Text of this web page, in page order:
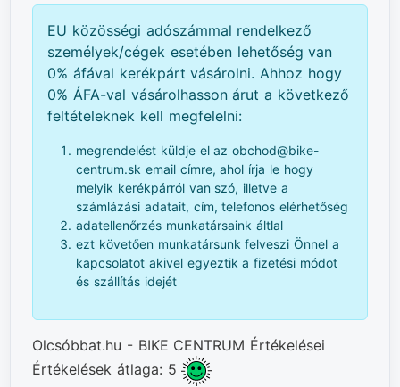
EU közösségi adószámmal rendelkező
személyek/cégek esetében lehetőség van
0% áfával kerékpárt vásárolni. Ahhoz hogy
0% ÁFA-val vásárolhasson árut a következő
feltételeknek kell megfelelni:
megrendelést küldje el az obchod@bike-
centrum.sk email címre, ahol írja le hogy
melyik kerékpárról van szó, illetve a
számlázási adatait, cím, telefonos elérhetőség
adatellenőrzés munkatársaink áltlal
ezt követően munkatársunk felveszi Önnel a
kapcsolatot akivel egyeztik a fizetési módot
és szállítás idejét
Olcsóbbat.hu - BIKE CENTRUM Értékelései
Értékelések átlaga: 5